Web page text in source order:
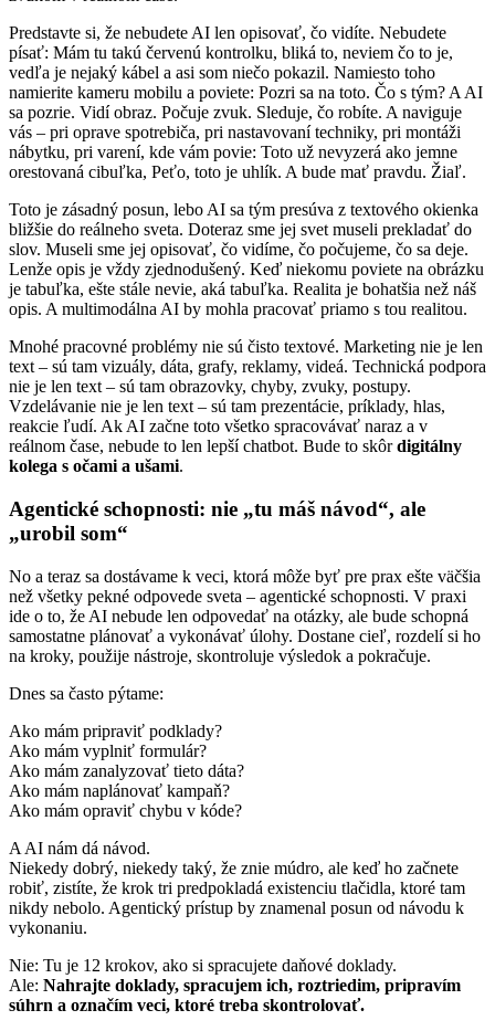
Predstavte si, že nebudete AI len opisovať, čo vidíte. Nebudete
písať: Mám tu takú červenú kontrolku, bliká to, neviem čo to je,
vedľa je nejaký kábel a asi som niečo pokazil. Namiesto toho
namierite kameru mobilu a poviete: Pozri sa na toto. Čo s tým? A AI
sa pozrie. Vidí obraz. Počuje zvuk. Sleduje, čo robíte. A naviguje
vás – pri oprave spotrebiča, pri nastavovaní techniky, pri montáži
nábytku, pri varení, kde vám povie: Toto už nevyzerá ako jemne
orestovaná cibuľka, Peťo, toto je uhlík. A bude mať pravdu. Žiaľ.
Toto je zásadný posun, lebo AI sa tým presúva z textového okienka
bližšie do reálneho sveta. Doteraz sme jej svet museli prekladať do
slov. Museli sme jej opisovať, čo vidíme, čo počujeme, čo sa deje.
Lenže opis je vždy zjednodušený. Keď niekomu poviete na obrázku
je tabuľka, ešte stále nevie, aká tabuľka. Realita je bohatšia než náš
opis. A multimodálna AI by mohla pracovať priamo s tou realitou.
Mnohé pracovné problémy nie sú čisto textové. Marketing nie je len
text – sú tam vizuály, dáta, grafy, reklamy, videá. Technická podpora
nie je len text – sú tam obrazovky, chyby, zvuky, postupy.
Vzdelávanie nie je len text – sú tam prezentácie, príklady, hlas,
reakcie ľudí. Ak AI začne toto všetko spracovávať naraz a v
reálnom čase, nebude to len lepší chatbot. Bude to skôrdigitálny
kolega s očami a ušami.
Agentické schopnosti: nie „tu máš návod“, ale
„urobil som“
No a teraz sa dostávame k veci, ktorá môže byť pre prax ešte väčšia
než všetky pekné odpovede sveta – agentické schopnosti. V praxi
ide o to, že AI nebude len odpovedať na otázky, ale bude schopná
samostatne plánovať a vykonávať úlohy. Dostane cieľ, rozdelí si ho
na kroky, použije nástroje, skontroluje výsledok a pokračuje.
Dnes sa často pýtame:
Ako mám pripraviť podklady?
Ako mám vyplniť formulár?
Ako mám zanalyzovať tieto dáta?
Ako mám naplánovať kampaň?
Ako mám opraviť chybu v kóde?
A AI nám dá návod.
Niekedy dobrý, niekedy taký, že znie múdro, ale keď ho začnete
robiť, zistíte, že krok tri predpokladá existenciu tlačidla, ktoré tam
nikdy nebolo. Agentický prístup by znamenal posun od návodu k
vykonaniu.
Nie: Tu je 12 krokov, ako si spracujete daňové doklady.
Ale: Nahrajte doklady, spracujem ich, roztriedim, pripravím
súhrn a označím veci, ktoré treba skontrolovať.